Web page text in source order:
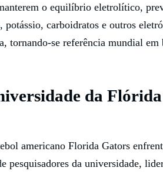
o equilíbrio eletrolítico,
potássio, carboidratos e outros
tornando-se referência mundial em
da
americano Florida Gators
pesquisadores da universidade,